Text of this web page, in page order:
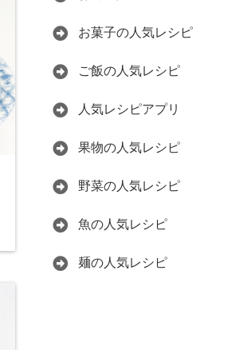
お菓子の人気レシピ
ご飯の人気レシピ
人気レシピアプリ
果物の人気レシピ
野菜の人気レシピ
魚の人気レシピ
麺の人気レシピ